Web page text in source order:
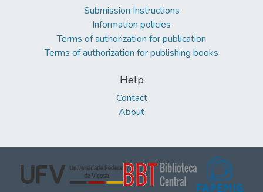
Submission Instructions
Information policies
Terms of authorization for publication
Terms of authorization for publishing books
Help
Contact
About